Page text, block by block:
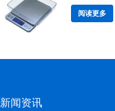
阅读更多
新闻资讯